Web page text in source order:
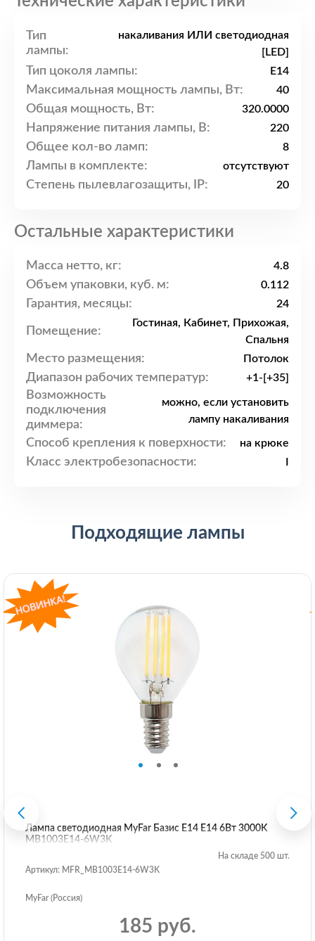
Тип
лампы:
накаливания ИЛИ светодиодная
[LED]
Тип цоколя лампы: E14
Максимальная мощность лампы, Вт: 40
Общая мощность, Вт: 320.0000
Напряжение питания лампы, В: 220
Общее кол-во ламп: 8
Лампы в комплекте: отсутствуют
Степень пылевлагозащиты, IP: 20
Остальные характеристики
Масса нетто, кг: 4.8
Объем упаковки, куб. м: 0.112
Гарантия, месяцы: 24
Помещение:
Гостиная, Кабинет, Прихожая,
Спальня
Место размещения: Потолок
Диапазон рабочих температур: +1-[+35]
Возможность
подключения
диммера:
можно, если установить
лампу накаливания
Способ крепления к поверхности: на крюке
Класс электробезопасности:
Подходящие лампы
Лампа светодиодная MyFar Базис E14 E14 6Вт 3000K
MB1003E14-6W3K
На складе 500 шт.
Артикул: MFR_MB1003E14-6W3K
MyFar (Россия)
185 руб.